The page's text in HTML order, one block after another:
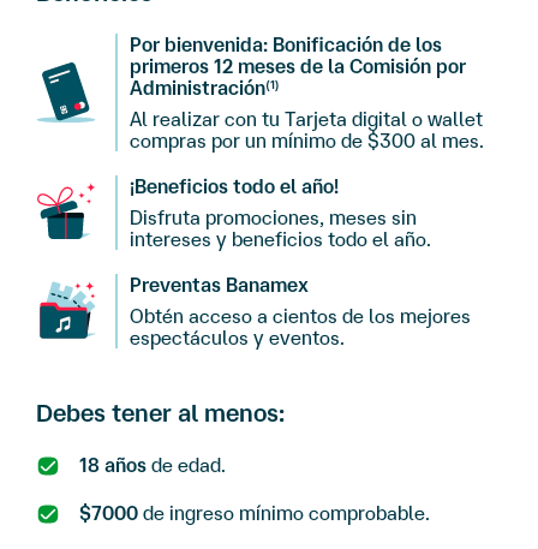
Por bienvenida: Bonificación de los
primeros 12 meses de la Comisión por
Administración(1)
Al realizar con tu Tarjeta digital o wallet
compras por un mínimo de $300 al mes.
¡Beneficios todo el año!
Disfruta promociones, meses sin
intereses y beneficios todo el año.
Preventas Banamex
Obtén acceso a cientos de los mejores
espectáculos y eventos.
Debes tener al menos:
18 años de edad.
$7000 de ingreso mínimo comprobable.